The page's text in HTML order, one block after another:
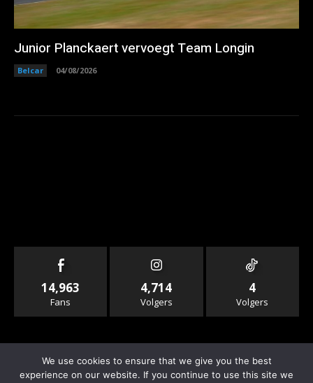
Junior Planckaert vervoegt Team Longin
Belcar 04/08/2026
14,963
Fans
4,714
Volgers
4
Volgers
We use cookies to ensure that we give you the best
experience on our website. If you continue to use this site we